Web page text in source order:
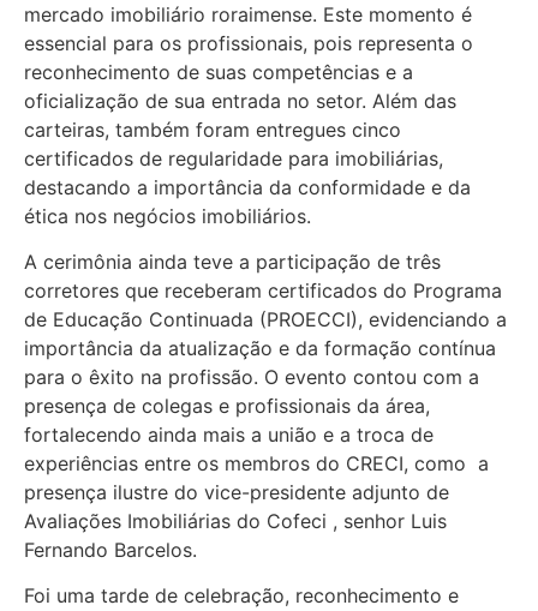
mercado imobiliário roraimense. Este momento é
essencial para os profissionais, pois representa o
reconhecimento de suas competências e a
oficialização de sua entrada no setor. Além das
carteiras, também foram entregues cinco
certificados de regularidade para imobiliárias,
destacando a importância da conformidade e da
ética nos negócios imobiliários.
A cerimônia ainda teve a participação de três
corretores que receberam certificados do Programa
de Educação Continuada (PROECCI), evidenciando a
importância da atualização e da formação contínua
para o êxito na profissão. O evento contou com a
presença de colegas e profissionais da área,
fortalecendo ainda mais a união e a troca de
experiências entre os membros do CRECI, como a
presença ilustre do vice-presidente adjunto de
Avaliações Imobiliárias do Cofeci , senhor Luis
Fernando Barcelos.
Foi uma tarde de celebração, reconhecimento e